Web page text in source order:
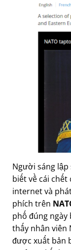
Người sáng
biết về cái
internet và
phích trên
phố đúng ngày
thấy nhân viên
được xuất bản